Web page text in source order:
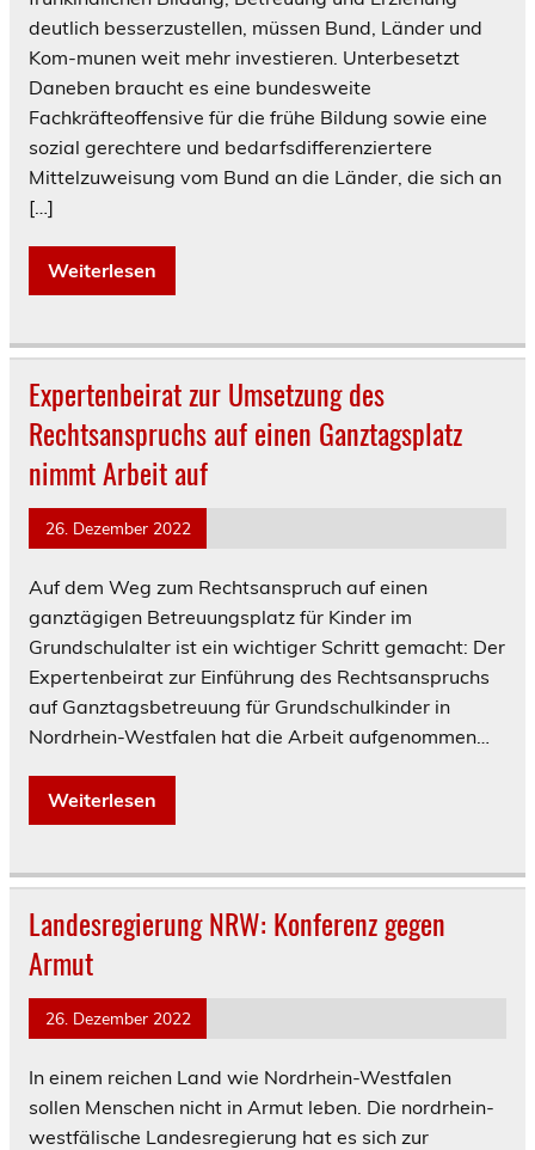
deutlich besserzustellen, müssen Bund, Länder und
Kom-munen weit mehr investieren. Unterbesetzt
Daneben braucht es eine bundesweite
Fachkräfteoffensive für die frühe Bildung sowie eine
sozial gerechtere und bedarfsdifferenziertere
Mittelzuweisung vom Bund an die Länder, die sich an
[…]
Weiterlesen
Expertenbeirat zur Umsetzung des
Rechtsanspruchs auf einen Ganztagsplatz
nimmt Arbeit auf
26. Dezember 2022
Auf dem Weg zum Rechtsanspruch auf einen
ganztägigen Betreuungsplatz für Kinder im
Grundschulalter ist ein wichtiger Schritt gemacht: Der
Expertenbeirat zur Einführung des Rechtsanspruchs
auf Ganztagsbetreuung für Grundschulkinder in
Nordrhein-Westfalen hat die Arbeit aufgenommen…
Weiterlesen
Landesregierung NRW: Konferenz gegen
Armut
26. Dezember 2022
In einem reichen Land wie Nordrhein-Westfalen
sollen Menschen nicht in Armut leben. Die nordrhein-
westfälische Landesregierung hat es sich zur